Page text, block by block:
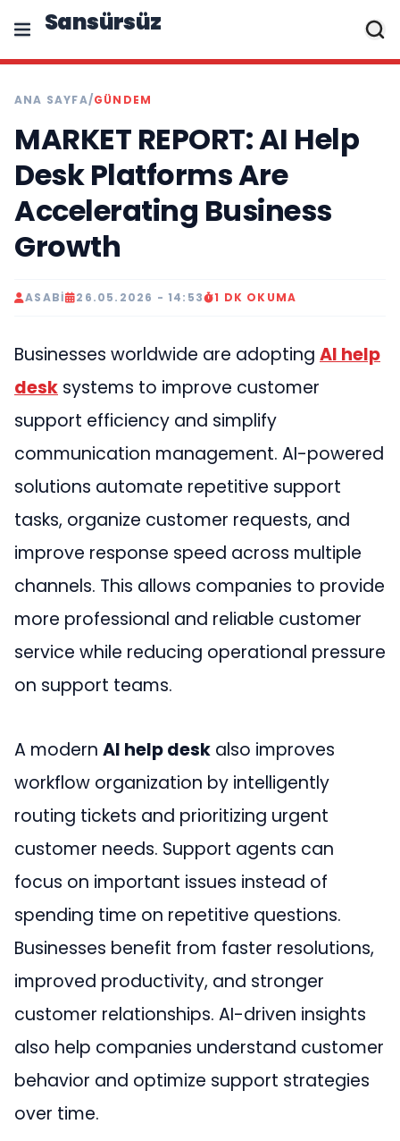
Sansürsüz
ANA SAYFA/GÜNDEM
MARKET REPORT: AI Help
Desk Platforms Are
Accelerating Business
Growth
ASABI 26.05.2026 - 14:53 1 DK OKUMA
Businesses worldwide are adopting AI help
desk systems to improve customer
support efficiency and simplify
communication management. AI-powered
solutions automate repetitive support
tasks, organize customer requests, and
improve response speed across multiple
channels. This allows companies to provide
more professional and reliable customer
service while reducing operational pressure
on support teams.
A modern AI help desk also improves
workflow organization by intelligently
routing tickets and prioritizing urgent
customer needs. Support agents can
focus on important issues instead of
spending time on repetitive questions.
Businesses benefit from faster resolutions,
improved productivity, and stronger
customer relationships. AI-driven insights
also help companies understand customer
behavior and optimize support strategies
over time.